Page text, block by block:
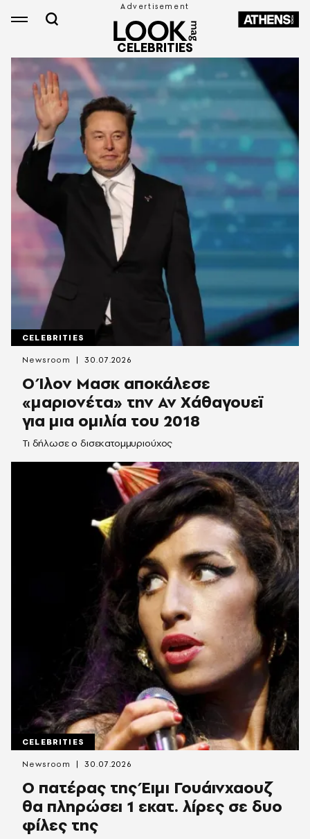
CELEBRITIES
CELEBRITIES
O Ίλον Μασκ αποκάλεσε
«μαριονέτα» την Αν Χάθαγουεϊ
για μια ομιλία του 2018
Τι δήλωσε ο δισεκατομμυριούχος
Newsroom 30.07.2026
CELEBRITIES
Ο πατέρας της Έιμι Γουάινχαουζ
θα πληρώσει 1 εκατ. λίρες σε δυο
φίλες της
Newsroom 30.07.2026